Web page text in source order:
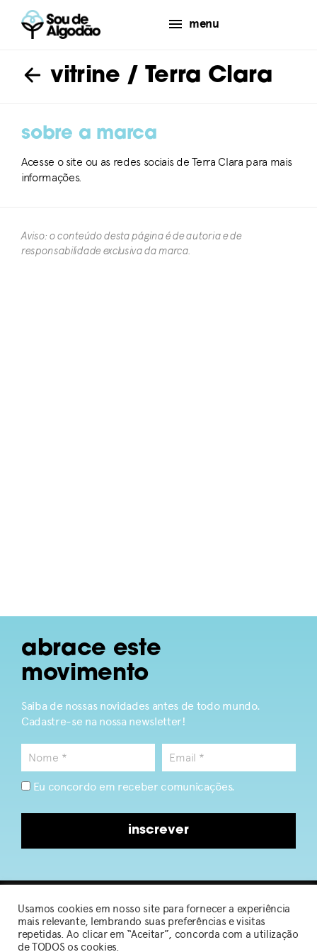
menu
vitrine/ Terra Clara
sobre a marca
Acesse o site ou as redes sociais de Terra Clara para mais
informações.
Aviso: o conteúdo desta página é de autoria e de
responsabilidade exclusiva da marca.​
abrace este
movimento
Saiba de nossas novidades antes de todo mundo.
Cadastre-se na nossa newsletter!
Eu concordo em receber comunicações.
inscrever
2026 © Sou de Algodão
Usamos cookies em nosso site para fornecer a experiência
mais relevante, lembrando suas preferências e visitas
repetidas. Ao clicar em “Aceitar”, concorda com a utilização
de TODOS os cookies.